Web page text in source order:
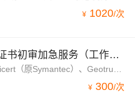
¥ 1020/次
云上用户SSL证书初审加急服务（工作日9:00-17:00 DV证书用户请勿申请）—证书申请第二步
¥ 300/次